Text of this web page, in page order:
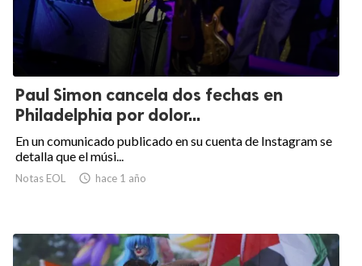
Paul Simon cancela dos fechas en
Philadelphia por dolor...
En un comunicado publicado en su cuenta de Instagram se
detalla que el músi...
Notas EOL  hace 1 año